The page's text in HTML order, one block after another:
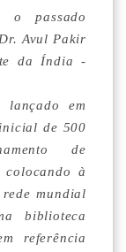
o passado
Avul Pakir
da Índia -
lançado em
de 500
de
colocando à
mundial
biblioteca
referência